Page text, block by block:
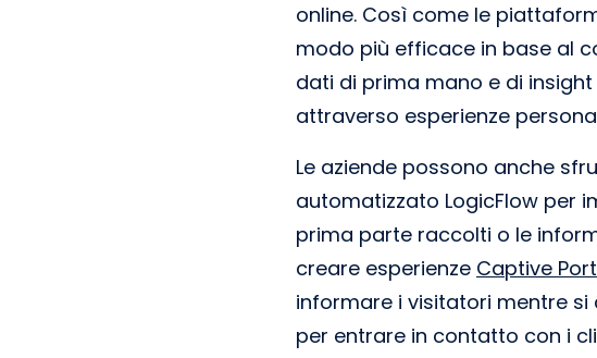
online. Così come le
modo più efficace in base al
dati di prima mano e di
attraverso esperienze
Le aziende possono anche
automatizzato LogicFlow per
prima parte raccolti o le
creare esperienze Captive
informare i visitatori mentre
per entrare in contatto con i